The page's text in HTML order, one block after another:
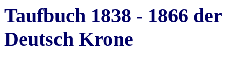
Taufbuch 1838 - 1866
Deutsch Krone